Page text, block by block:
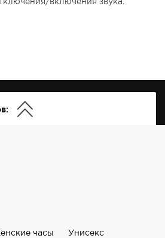
включения звука.
часы Унисекс